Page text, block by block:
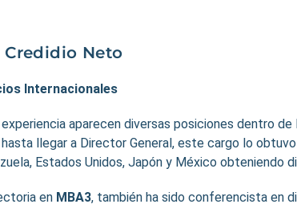
Neto
Internacionales
aparecen diversas posiciones dentro
llegar a Director General, este cargo lo
Estados Unidos, Japón y México obteniendo
en MBA3, también ha sido conferencista en